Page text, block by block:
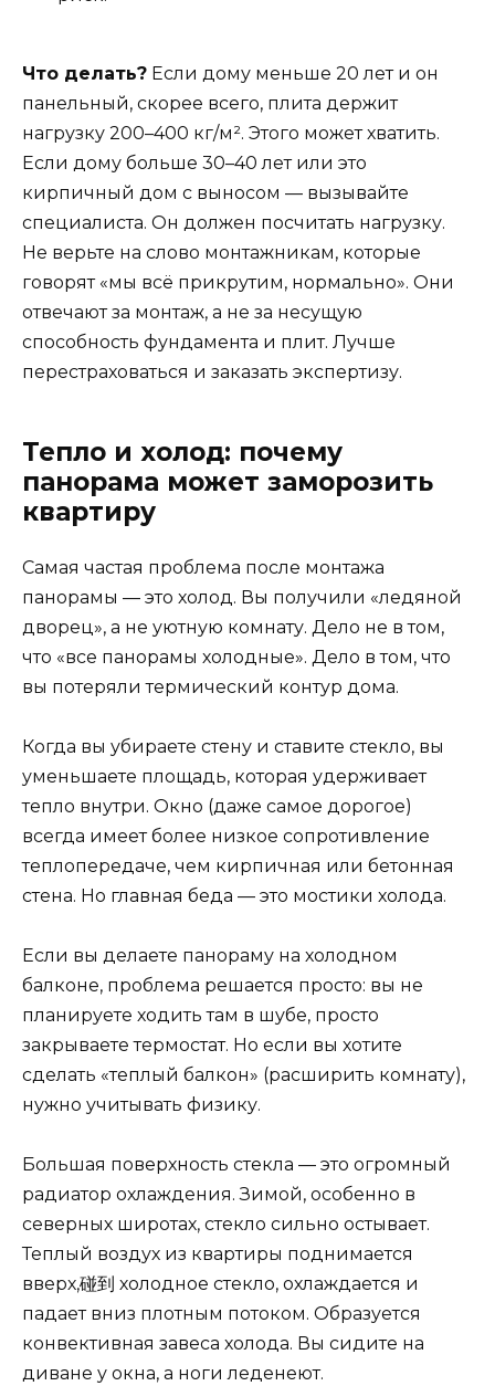
Что делать? Если дому меньше 20 лет и он
панельный, скорее всего, плита держит
нагрузку 200–400 кг/м². Этого может хватить.
Если дому больше 30–40 лет или это
кирпичный дом с выносом — вызывайте
специалиста. Он должен посчитать нагрузку.
Не верьте на слово монтажникам, которые
говорят «мы всё прикрутим, нормально». Они
отвечают за монтаж, а не за несущую
способность фундамента и плит. Лучше
перестраховаться и заказать экспертизу.
Тепло и холод: почему
панорама может заморозить
квартиру
Самая частая проблема после монтажа
панорамы — это холод. Вы получили «ледяной
дворец», а не уютную комнату. Дело не в том,
что «все панорамы холодные». Дело в том, что
вы потеряли термический контур дома.
Когда вы убираете стену и ставите стекло, вы
уменьшаете площадь, которая удерживает
тепло внутри. Окно (даже самое дорогое)
всегда имеет более низкое сопротивление
теплопередаче, чем кирпичная или бетонная
стена. Но главная беда — это мостики холода.
Если вы делаете панораму на холодном
балконе, проблема решается просто: вы не
планируете ходить там в шубе, просто
закрываете термостат. Но если вы хотите
сделать «теплый балкон» (расширить комнату),
нужно учитывать физику.
Большая поверхность стекла — это огромный
радиатор охлаждения. Зимой, особенно в
северных широтах, стекло сильно остывает.
Теплый воздух из квартиры поднимается
вверх,碰到 холодное стекло, охлаждается и
падает вниз плотным потоком. Образуется
конвективная завеса холода. Вы сидите на
диване у окна, а ноги леденеют.